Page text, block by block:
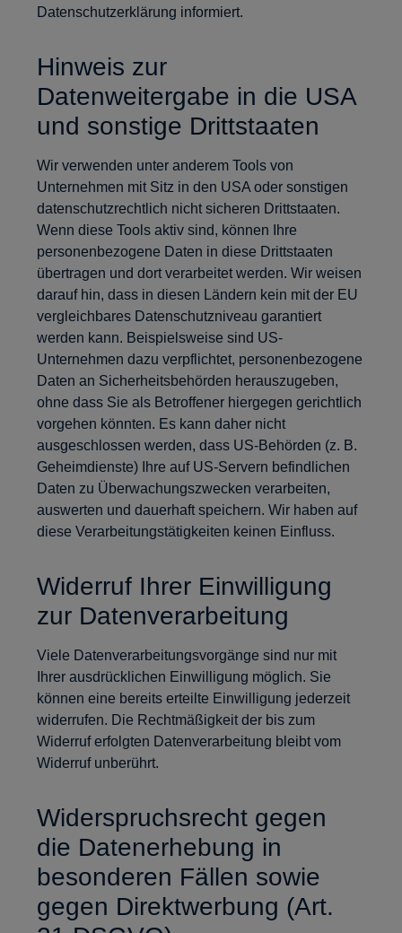
Datenschutzerklärung informiert.
Hinweis zur
Datenweitergabe in die USA
und sonstige Drittstaaten
Wir verwenden unter anderem Tools von
Unternehmen mit Sitz in den USA oder sonstigen
datenschutzrechtlich nicht sicheren Drittstaaten.
Wenn diese Tools aktiv sind, können Ihre
personenbezogene Daten in diese Drittstaaten
übertragen und dort verarbeitet werden. Wir weisen
darauf hin, dass in diesen Ländern kein mit der EU
vergleichbares Datenschutzniveau garantiert
werden kann. Beispielsweise sind US-
Unternehmen dazu verpflichtet, personenbezogene
Daten an Sicherheitsbehörden herauszugeben,
ohne dass Sie als Betroffener hiergegen gerichtlich
vorgehen könnten. Es kann daher nicht
ausgeschlossen werden, dass US-Behörden (z. B.
Geheimdienste) Ihre auf US-Servern befindlichen
Daten zu Überwachungszwecken verarbeiten,
auswerten und dauerhaft speichern. Wir haben auf
diese Verarbeitungstätigkeiten keinen Einfluss.
Widerruf Ihrer Einwilligung
zur Datenverarbeitung
Viele Datenverarbeitungsvorgänge sind nur mit
Ihrer ausdrücklichen Einwilligung möglich. Sie
können eine bereits erteilte Einwilligung jederzeit
widerrufen. Die Rechtmäßigkeit der bis zum
Widerruf erfolgten Datenverarbeitung bleibt vom
Widerruf unberührt.
Widerspruchsrecht gegen
die Datenerhebung in
besonderen Fällen sowie
gegen Direktwerbung (Art.